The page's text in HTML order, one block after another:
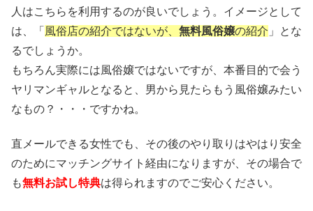
人はこちらを利用するのが良いでしょう。イメージとして
は、「 風俗店の紹介ではないが、 無料風俗嬢の紹介 」とな
るでしょうか。
もちろん実際には風俗嬢ではないですが、本番目的で会う
ヤリマンギャルとなると、男から見たらもう風俗嬢みたい
なもの？・・・ですかね。
直メールできる女性でも、その後のやり取りはやはり安全
のためにマッチングサイト経由になりますが、その場合で
も無料お試し特典は得られますのでご安心ください。